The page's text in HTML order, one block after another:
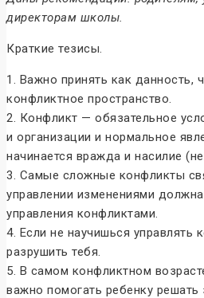
директорам школы.
Краткие тезисы.
1. Важно принять как данность,
конфликтное пространство.
2. Конфликт — обязательное
и организации и нормальное
начинается вражда и насилие
3. Самые сложные конфликты
управлении изменениями
управления конфликтами.
4. Если не научишься управлять
разрушить тебя.
5. В самом конфликтном
важно помогать ребенку решать